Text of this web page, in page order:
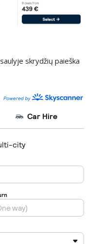
skrydžių paieška